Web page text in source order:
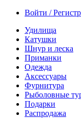
Войти /
Удилища
Катушки
Шнур и леска
Приманки
Одежда
Аксессуары
Фурнитура
Рыболовные
Подарки
Распродажа